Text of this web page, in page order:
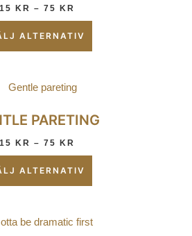
15 KR – 75 KR
ALTERNATIV
PARETING
15 KR – 75 KR
ALTERNATIV